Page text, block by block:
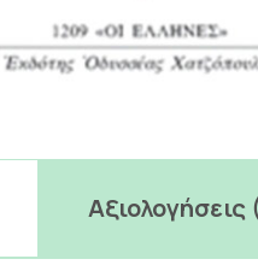
Αξιολογήσεις